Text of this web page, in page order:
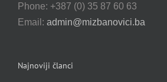
Phone: +387 (0) 35 87 60 63
Email: admin@mizbanovici.ba
Najnoviji članci